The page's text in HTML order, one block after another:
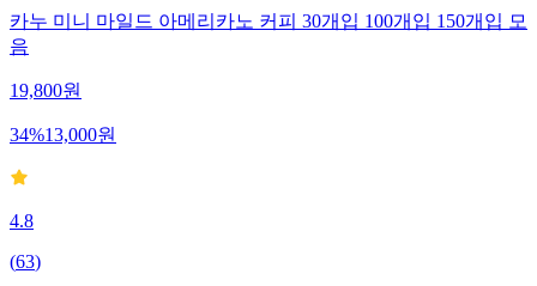
카누 미니 마일드 아메리카노 커피 30개입 100개입 150개입 모
음
19,800원
34%13,000원
4.8
(63)